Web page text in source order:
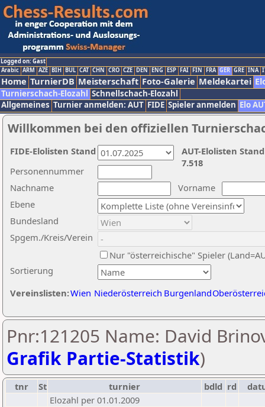
Logged on: Gast
Arabic ARM AZE BIH BUL CAT CHN CRO CZE DEN ENG ESP FAI FIN FRA GER GRE INA
Home TurnierDB Meisterschaft Foto-Galerie Meldekartei
Turnierschach-Elozahl Schnellschach-Elozahl
Allgemeines Turnier anmelden: AUT FIDE Spieler anmelden Elo
Willkommen bei den offiziellen
Nachname
Vorname
Ebene
Sortierung
Personennummer
Bundesland
Spgem./Kreis/Verein
Nur "österreichische" Spieler
Vereinslisten:Wien Niederösterreich Burgenland
AUT-Elolisten
7.518
FIDE-Elolisten Stand
Pnr:121205 Name: David
Grafik Partie-Statistik)
tnr St turnier bdld rd
Elozahl per 01.01.2009